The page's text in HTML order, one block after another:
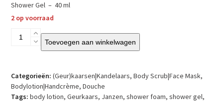
Shower Gel – 40 ml
2 op voorraad
Janzen
Geschenkpakket
–
Euphoria
aantal
Toevoegen aan winkelwagen
Categorieën: (Geur)kaarsen|Kandelaars,Body Scrub|Face Mask,
Bodylotion|Handcrème,Douche
Tags: body lotion,Geurkaars, Janzen,shower foam,shower gel,